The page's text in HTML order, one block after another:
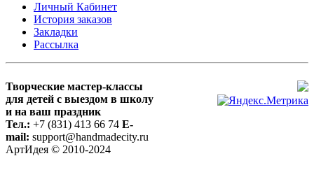
Личный Кабинет
История заказов
Закладки
Рассылка
Творческие мастер-классы
для детей с выездом в школу
и на ваш праздник
Тел.: +7 (831) 413 66 74 E-
mail: support@handmadecity.ru
АртИдея © 2010-2024